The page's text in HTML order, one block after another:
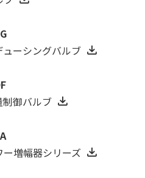
ーシングバルブ
制御バルブ
増幅器シリーズ